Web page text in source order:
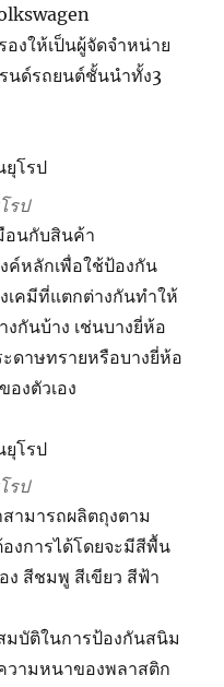
งให้เป็นผู้จัดจำหน่าย
ด์รถยนต์ชั้นนำทั้ง3
รป
อนกับสินค้า
ค์หลักเพื่อใช้ป้องกัน
คมีที่แตกต่างกันทำให้
กันบ้าง เช่นบางยี่ห้อ
ดาษทรายหรือบางยี่ห้อ
งตัวเอง
รป
ามารถผลิตถุงตาม
งการได้โดยจะมีสีพื้น
ง สีชมพู สีเขียว สีฟ้า
บัติในการป้องกันสนิม
วามหนาของพลาสติก